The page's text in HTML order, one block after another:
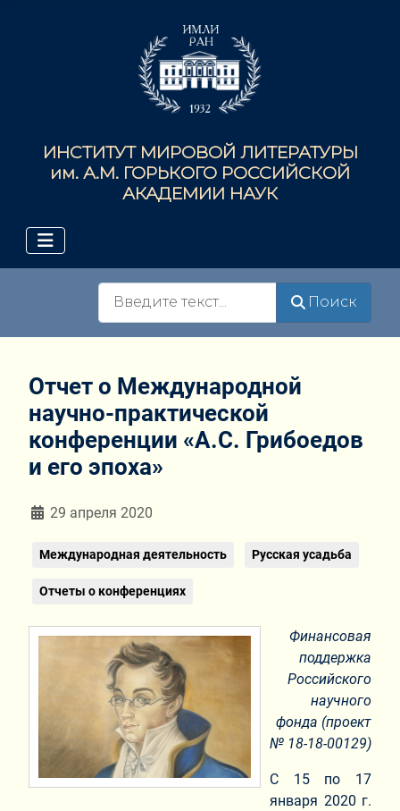
ИНСТИТУТ МИРОВОЙ ЛИТЕРАТУРЫ
им. А.М. ГОРЬКОГО РОССИЙСКОЙ
АКАДЕМИИ НАУК
Поиск
Отчет о Международной
научно-практической
конференции «А.С. Грибоедов
и его эпоха»
Информация о материале
29 апреля 2020
Международная деятельность Русская усадьба
Отчеты о конференциях
Финансовая
поддержка
Российского
научного
фонда (проект
№ 18-18-00129)
С 15 по 17
января 2020 г.